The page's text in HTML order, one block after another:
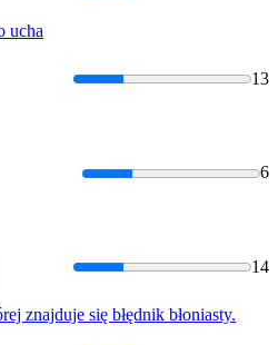
ucha
13
6
14
znajduje się błędnik błoniasty.